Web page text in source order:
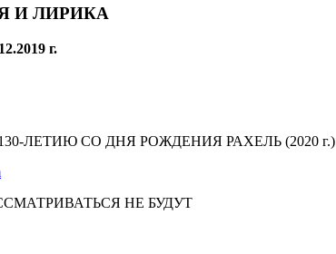
И ЛИРИКА
г.
СО ДНЯ РОЖДЕНИЯ РАХЕЛЬ (2020 г.)
НЕ БУДУТ